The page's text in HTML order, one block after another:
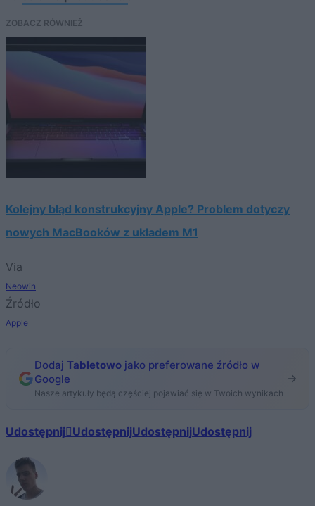
ZOBACZ RÓWNIEŻ
Kolejny błąd konstrukcyjny Apple? Problem dotyczy
nowych MacBooków z układem M1
Via
Neowin
Źródło
Apple
Dodaj Tabletowo jako preferowane źródło w
Google
Nasze artykuły będą częściej pojawiać się w Twoich wynikach
Udostępnij UdostępnijUdostępnijUdostępnij